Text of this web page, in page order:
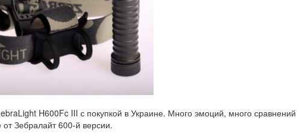
H600Fc III с покупкой в Украине. Много эмоций, много сравнений
Зебралайт 600-й версии.